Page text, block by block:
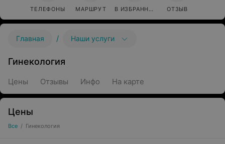
ТЕЛЕФОНЫ МАРШРУТ В ИЗБРАННОЕ ОТЗЫВ
Главная / Наши услуги
Гинекология
Цены Отзывы Инфо На карте
Цены
Все / Гинекология